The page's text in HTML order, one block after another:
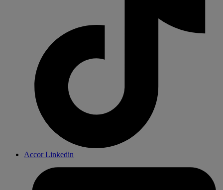
Accor Linkedin